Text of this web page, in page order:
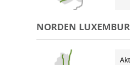
NORDEN